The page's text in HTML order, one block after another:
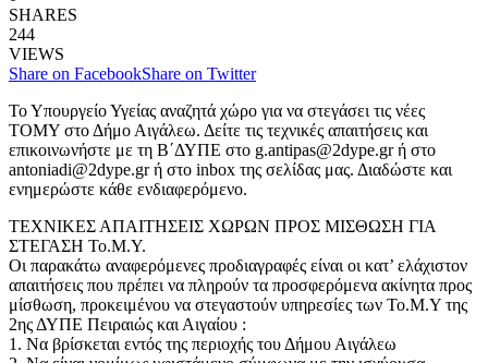
SHARES
244
VIEWS
Share on FacebookShare on Twitter
Το Υπουργείο Υγείας αναζητά χώρο για να στεγάσει τις νέες
ΤΟΜΥ στο Δήμο Αιγάλεω. Δείτε τις τεχνικές απαιτήσεις και
επικοινωνήστε με τη Β΄ΔΥΠΕ στο g.antipas@2dype.gr ή στο
antoniadi@2dype.gr ή στο inbox της σελίδας μας. Διαδώστε και
ενημερώστε κάθε ενδιαφερόμενο.
ΤΕΧΝΙΚΕΣ ΑΠΑΙΤΗΣΕΙΣ ΧΩΡΩΝ ΠΡΟΣ ΜΙΣΘΩΣΗ ΓΙΑ
ΣΤΕΓΑΣΗ Το.Μ.Υ.
Οι παρακάτω αναφερόμενες προδιαγραφές είναι οι κατ’ ελάχιστον
απαιτήσεις που πρέπει να πληρούν τα προσφερόμενα ακίνητα προς
μίσθωση, προκειμένου να στεγαστούν υπηρεσίες των Το.Μ.Υ της
2ης ΔΥΠΕ Πειραιώς και Αιγαίου :
1. Να βρίσκεται εντός της περιοχής του Δήμου Αιγάλεω